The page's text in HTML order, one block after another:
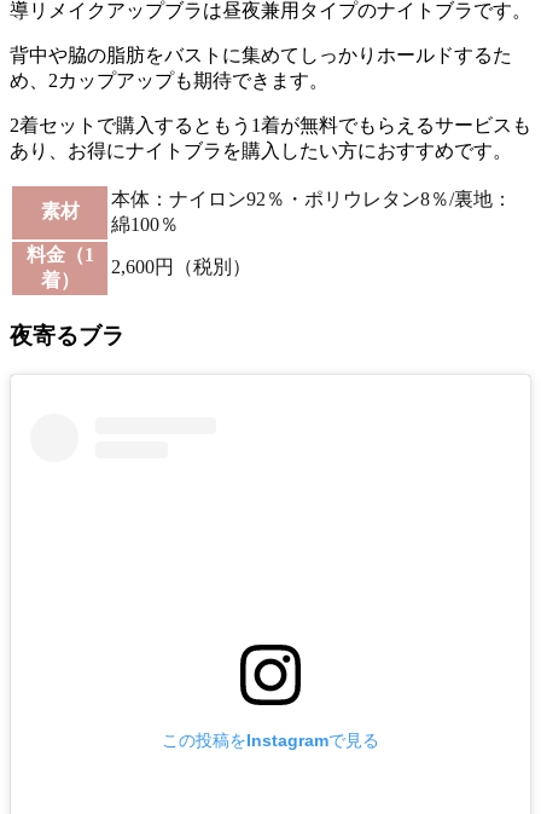
導リメイクアップブラは昼夜兼用タイプのナイトブラです。
背中や脇の脂肪をバストに集めてしっかりホールドするた
め、2カップアップも期待できます。
2着セットで購入するともう1着が無料でもらえるサービスも
あり、お得にナイトブラを購入したい方におすすめです。
素材
本体：ナイロン92％・ポリウレタン8％/裏地：
綿100％
料金（1
着）
2,600円（税別）
夜寄るブラ
この投稿をInstagramで見る